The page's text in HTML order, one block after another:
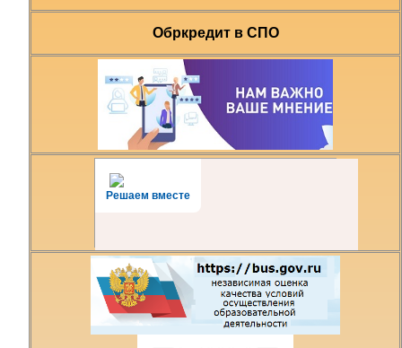
Обркредит в СПО
Решаем вместе